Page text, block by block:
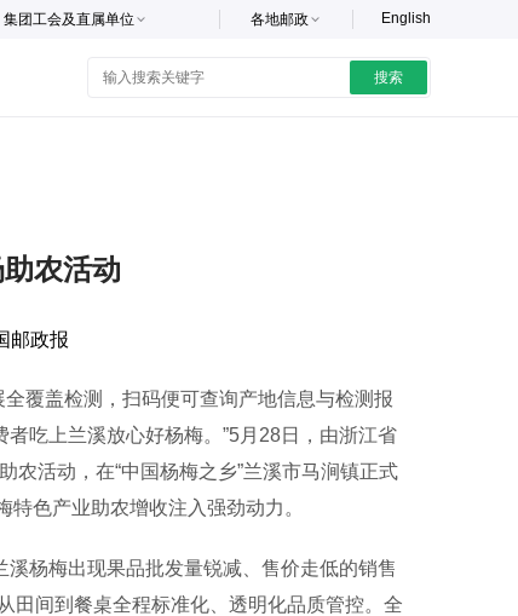
English
各地邮政
集团工会及直属单位
搜索
农活动
邮政报
覆盖检测，扫码便可查询产地信息与检测报
吃上兰溪放心好杨梅。”5月28日，由浙江省
农活动，在“中国杨梅之乡”兰溪市马涧镇正式
特色产业助农增收注入强劲动力。
杨梅出现果品批发量锐减、售价走低的销售
田间到餐桌全程标准化、透明化品质管控。全